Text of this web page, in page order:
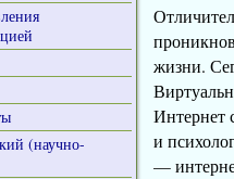
(научно-
жизни.
Интернет
и
—